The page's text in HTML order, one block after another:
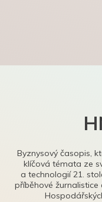
Byznysový časopis,
klíčová témata ze
a technologií 21.
příběhové